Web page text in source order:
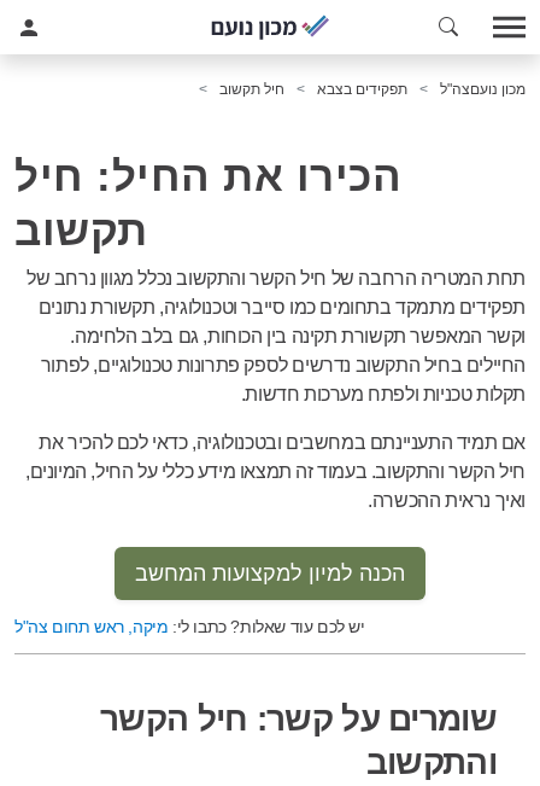
מכון נועםצה"ל תפקידים בצבא חיל תקשוב
הכירו את החיל: חיל
תקשוב
תחת המטריה הרחבה של חיל הקשר והתקשוב נכלל מגוון נרחב של
תפקידים מתמקד בתחומים כמו סייבר וטכנולוגיה, תקשורת נתונים
וקשר המאפשר תקשורת תקינה בין הכוחות, גם בלב הלחימה.
החיילים בחיל התקשוב נדרשים לספק פתרונות טכנולוגיים, לפתור
תקלות טכניות ולפתח מערכות חדשות.
אם תמיד התעניינתם במחשבים ובטכנולוגיה, כדאי לכם להכיר את
חיל הקשר והתקשוב. בעמוד זה תמצאו מידע כללי על החיל, המיונים,
ואיך נראית ההכשרה.
הכנה למיון למקצועות המחשב
יש לכם עוד שאלות? כתבו לי: מיקה, ראש תחום צה"ל
שומרים על קשר: חיל הקשר
והתקשוב